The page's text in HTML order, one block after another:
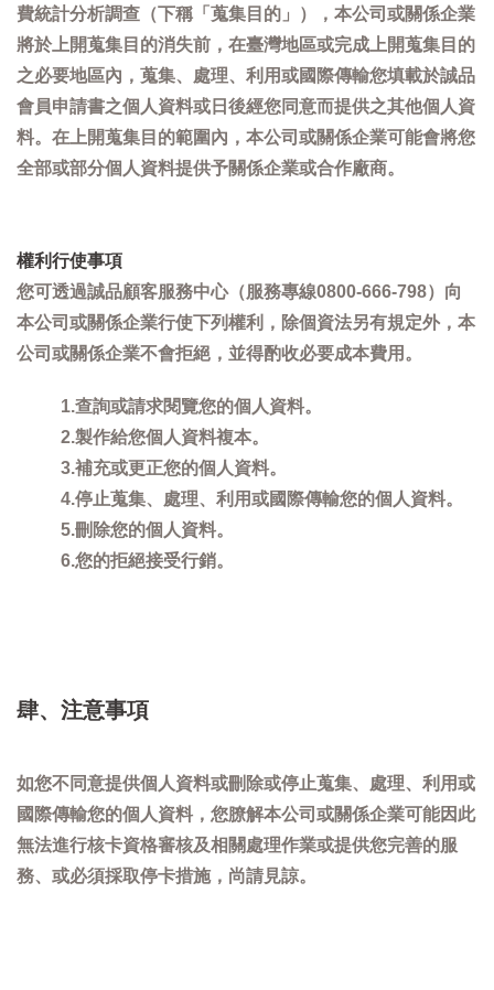
費統計分析調查（下稱「蒐集目的」），本公司或關係企業
將於上開蒐集目的消失前，在臺灣地區或完成上開蒐集目的
之必要地區內，蒐集、處理、利用或國際傳輸您填載於誠品
會員申請書之個人資料或日後經您同意而提供之其他個人資
料。在上開蒐集目的範圍內，本公司或關係企業可能會將您
全部或部分個人資料提供予關係企業或合作廠商。
權利行使事項
您可透過誠品顧客服務中心（服務專線0800-666-798）向
本公司或關係企業行使下列權利，除個資法另有規定外，本
公司或關係企業不會拒絕，並得酌收必要成本費用。
1.查詢或請求閱覽您的個人資料。
2.製作給您個人資料複本。
3.補充或更正您的個人資料。
4.停止蒐集、處理、利用或國際傳輸您的個人資料。
5.刪除您的個人資料。
6.您的拒絕接受行銷。
肆、注意事項
如您不同意提供個人資料或刪除或停止蒐集、處理、利用或
國際傳輸您的個人資料，您膫解本公司或關係企業可能因此
無法進行核卡資格審核及相關處理作業或提供您完善的服
務、或必須採取停卡措施，尚請見諒。